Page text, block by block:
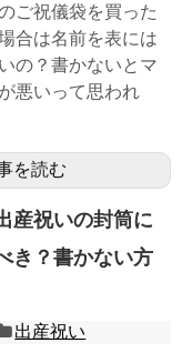
ご祝儀袋を買った
合は名前を表には
の？書かないとマ
悪いって思われ
を読む
産祝いの封筒に
き？書かない方
出産祝い